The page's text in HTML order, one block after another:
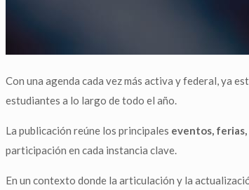
Con una agenda cada vez más activa y federal, ya
estudiantes a lo largo de todo el año.
La publicación reúne los principales eventos,
participación en cada instancia clave.
En un contexto donde la articulación y la